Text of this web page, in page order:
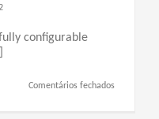
configurable
Comentários fechadosem